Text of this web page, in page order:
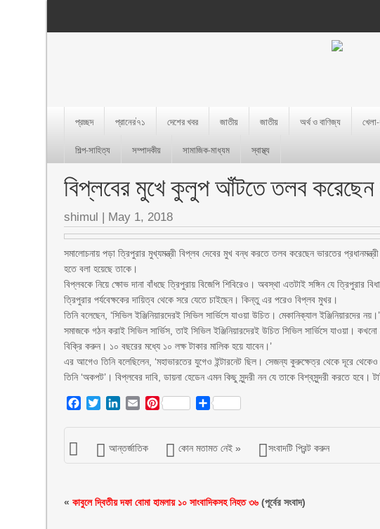
প্রচ্ছদ প্রানের’৭১ দেশের খবর জাতীয় জাতীয় অর্থ ও বাণিজ্য
শিল্প-সাহিত্য
সম্পাদকীয় সামাজিক-মাধ্যম স্বাস্থ্য
বিপ্লবের মুখে কুলুপ আঁটতে তলব করেছেন
shimul | May 1, 2018
সমালোচনায় পড়া ত্রিপুরার মুখ্যমন্ত্রী বিপ্লব দেবের মুখ বন্ধ করতে তলব করেছেন ভারতের
হতে বলা হয়েছে তাকে।
বিপ্লবকে নিয়ে ক্ষোভ দানা বাঁধছে ত্রিপুরায় বিজেপি শিবিরেও। অবস্থা এতটাই সঙ্গিন যে ত্রিপুরার
ত্রিপুরার পর্যবেক্ষকের দায়িত্ব থেকে সরে যেতে চাইছেন। কিন্তু এর পরেও বিপ্লব মুখর।
তিনি বলেছেন, ‘সিভিল ইঞ্জিনিয়ারদেরই সিভিল সার্ভিসে যাওয়া উচিত। মেকানিক্যাল ইঞ্জিনিয়ারদের
সমাজকে গঠন করাই সিভিল সার্ভিস, তাই সিভিল ইঞ্জিনিয়ারদেরই উচিত সিভিল সার্ভিসে যাওয়া।
বিক্রি করুন। ১০ বছরের মধ্যে ১০ লক্ষ টাকার মালিক হয়ে যাবেন।’
এর আগেও তিনি বলেছিলেন, ‘মহাভারতের যুগেও ইন্টারনেট ছিল। সেজন্য কুরুক্ষেত্র থেকে দূরে থেকেও
তিনি ‘অকপট’। বিপ্লবের দাবি, ডায়না হেডেন এমন কিছু সুন্দরী নন যে তাকে বিশ্বসুন্দরী করতে হবে।
Facebook
TwitterLinkedIn
EmailPinterest Share
আন্তর্জাতিক কোন মতামত নেই » সংবাদটি প্রিন্ট করুন
«কাবুলে দ্বিতীয় দফা বোমা হামলায় ১০ সাংবাদিকসহ নিহত ৩৬ (পূর্বের সংবাদ)